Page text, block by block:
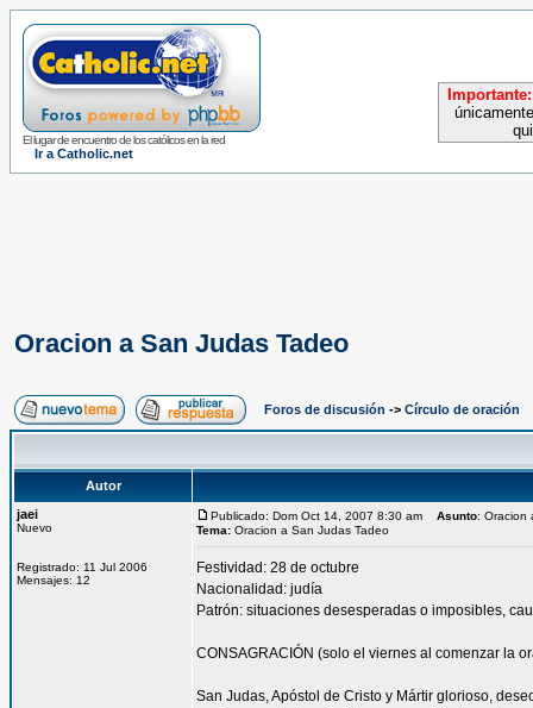
El lugar de encuentro de los católicos en la red
Ir a Catholic.net
Importante:
Oracion a San Judas Tadeo
Foros de discusión -> Círculo de oración
Autor
jaei
Nuevo
Registrado: 11 Jul 2006
Mensajes: 12
Publicado: Dom Oct 14, 2007 8:30 am Asunto: Oracion
Tema: Oracion a San Judas Tadeo
Festividad: 28 de octubre
Nacionalidad: judía
Patrón: situaciones desesperadas o imposibles,
CONSAGRACIÓN (solo el viernes al comenzar la
San Judas, Apóstol de Cristo y Mártir glorioso,